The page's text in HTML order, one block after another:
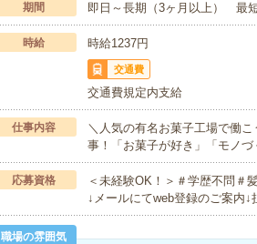
期間 即日～長期（3ヶ月以上） 最
時給 時給1237円
交通費
交通費規定内支給
仕事内容
＼人気の有名お菓子工場で働
事！「お菓子が好き」「モノ
応募資格
＜未経験OK！＞＃学歴不問＃
↓メールにてweb登録のご案内
職場の雰囲気